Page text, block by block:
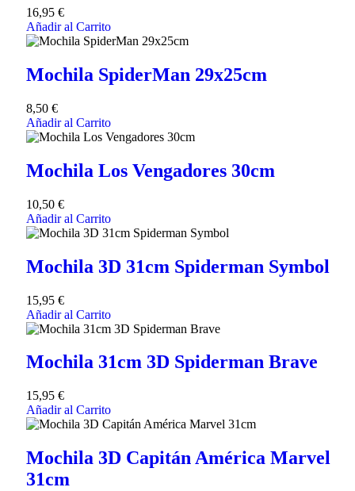
16,95 €
Añadir al Carrito
Mochila SpiderMan 29x25cm
8,50 €
Añadir al Carrito
Mochila Los Vengadores 30cm
10,50 €
Añadir al Carrito
Mochila 3D 31cm Spiderman Symbol
15,95 €
Añadir al Carrito
Mochila 31cm 3D Spiderman Brave
15,95 €
Añadir al Carrito
Mochila 3D Capitán América Marvel
31cm